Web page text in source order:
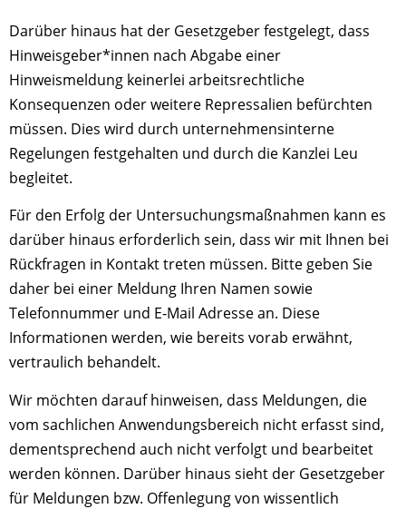
Darüber hinaus hat der Gesetzgeber festgelegt, dass
Hinweisgeber*innen nach Abgabe einer
Hinweismeldung keinerlei arbeitsrechtliche
Konsequenzen oder weitere Repressalien befürchten
müssen. Dies wird durch unternehmensinterne
Regelungen festgehalten und durch die Kanzlei Leu
begleitet.
Für den Erfolg der Untersuchungsmaßnahmen kann es
darüber hinaus erforderlich sein, dass wir mit Ihnen bei
Rückfragen in Kontakt treten müssen. Bitte geben Sie
daher bei einer Meldung Ihren Namen sowie
Telefonnummer und E‑Mail Adresse an. Diese
Informationen werden, wie bereits vorab erwähnt,
vertraulich behandelt.
Wir möchten darauf hinweisen, dass Meldungen, die
vom sachlichen Anwendungsbereich nicht erfasst sind,
dementsprechend auch nicht verfolgt und bearbeitet
werden können. Darüber hinaus sieht der Gesetzgeber
für Meldungen bzw. Offenlegung von wissentlich